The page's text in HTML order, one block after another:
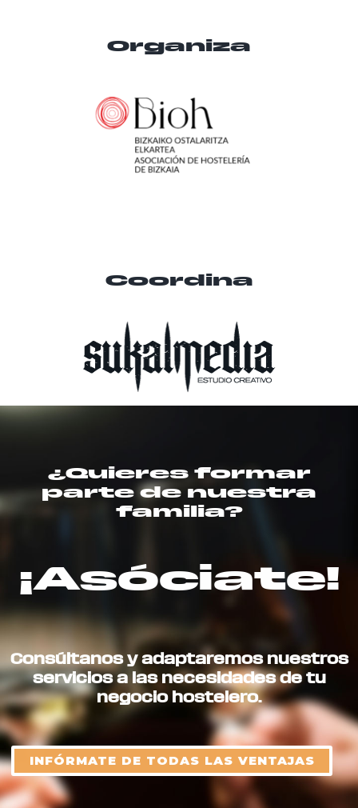
Organiza
Coordina
¿Quieres formar
parte de nuestra
familia?
¡Asóciate!
Consúltanos y adaptaremos nuestros
servicios a las necesidades de tu
negocio hostelero.
INFÓRMATE DE TODAS LAS VENTAJAS